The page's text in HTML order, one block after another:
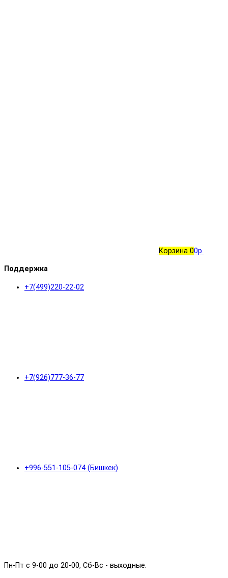
Корзина 00р.
Поддержка
+7(499)220-22-02
+7(926)777-36-77
+996-551-105-074 (Бишкек)
Пн-Пт с 9-00 до 20-00, Сб-Вс - выходные.